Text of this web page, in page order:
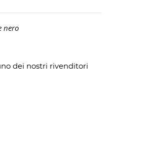
nero
dei nostri rivenditori